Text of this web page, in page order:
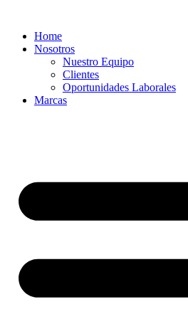
contenidoHome
Nosotros
Nuestro Equipo
Clientes
Oportunidades Laborales
Marcas